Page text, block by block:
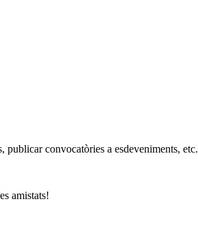
publicar convocatòries a esdeveniments, etc.
amistats!